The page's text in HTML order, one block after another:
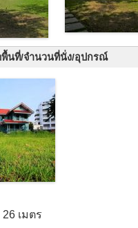
พื้นที่/จำนวนที่นั่ง/อุปกรณ์
เมตร